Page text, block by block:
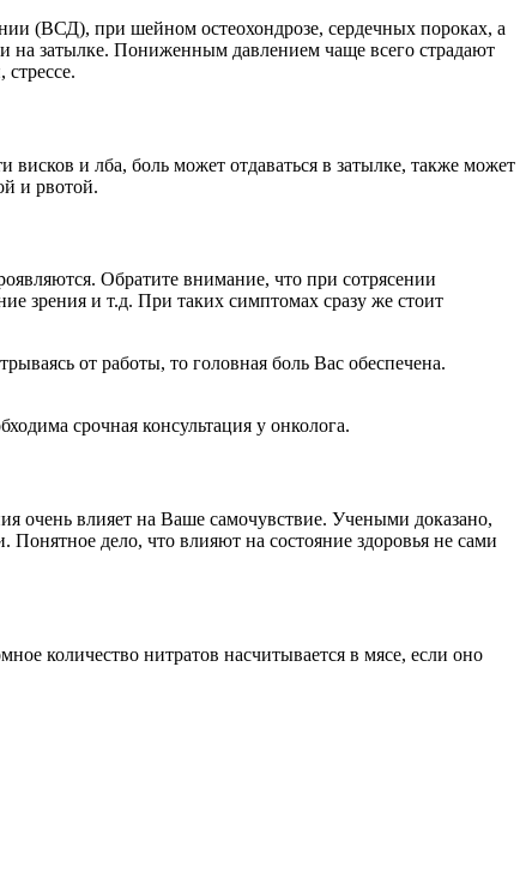
(ВСД), при шейном остеохондрозе, сердечных пороках, а
на затылке. Пониженным давлением чаще всего страдают
и лба, боль может отдаваться в затылке, также может
и рвотой.
Обратите внимание, что при сотрясении
зрения и т.д. При таких симптомах сразу же стоит
от работы, то головная боль Вас обеспечена.
срочная консультация у онколога.
очень влияет на Ваше самочувствие. Учеными доказано,
дело, что влияют на состояние здоровья не сами
количество нитратов насчитывается в мясе, если оно